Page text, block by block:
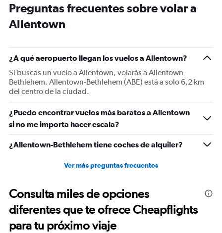
14
categories.
The
has
1
axis
displaying
values.
Range:
-10
to
Preguntas frecuentes sobre volar a
Allentown
¿A qué aeropuerto llegan los vuelos a Allentown?
Si buscas un vuelo a Allentown, volarás a Allentown-
Bethlehem. Allentown-Bethlehem (ABE) está a solo 6,2 km
del centro de la ciudad.
¿Puedo encontrar vuelos más baratos a Allentown
si no me importa hacer escala?
¿Allentown-Bethlehem tiene coches de alquiler?
Ver más preguntas frecuentes
Consulta miles de opciones
diferentes que te ofrece Cheapflights
para tu próximo viaje